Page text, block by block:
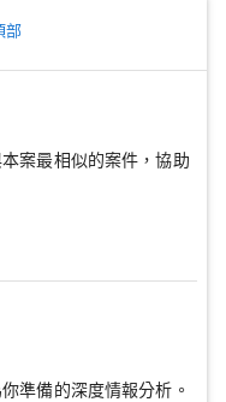
部
案最相似的案件，協助
準備的深度情報分析。